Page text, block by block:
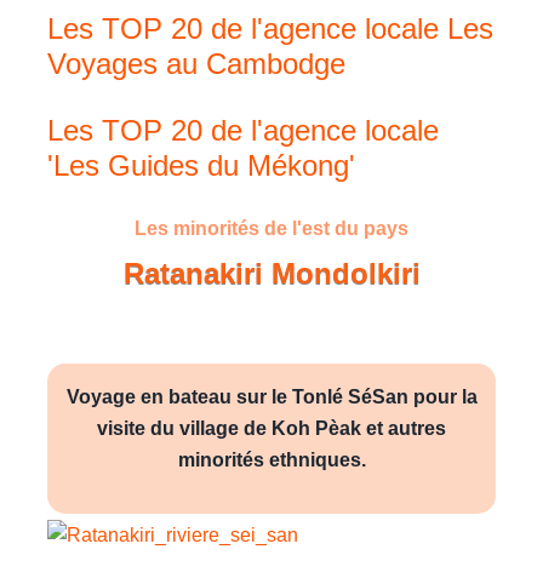
Les TOP 20 de l'agence locale Les
Voyages au Cambodge
Les TOP 20 de l'agence locale
'Les Guides du Mékong'
Les minorités de l'est du pays
Ratanakiri Mondolkiri
Voyage en bateau sur le Tonlé SéSan pour la
visite du village de Koh Pèak et autres
minorités ethniques.